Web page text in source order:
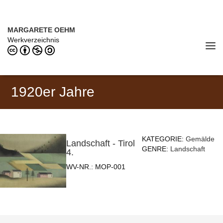
MARGARETE OEHM
Werkverzeichnis
1920er Jahre
Landschaft - Tirol
4.
WV-NR.: MOP-001
KATEGORIE:Gemälde
GENRE: Landschaft